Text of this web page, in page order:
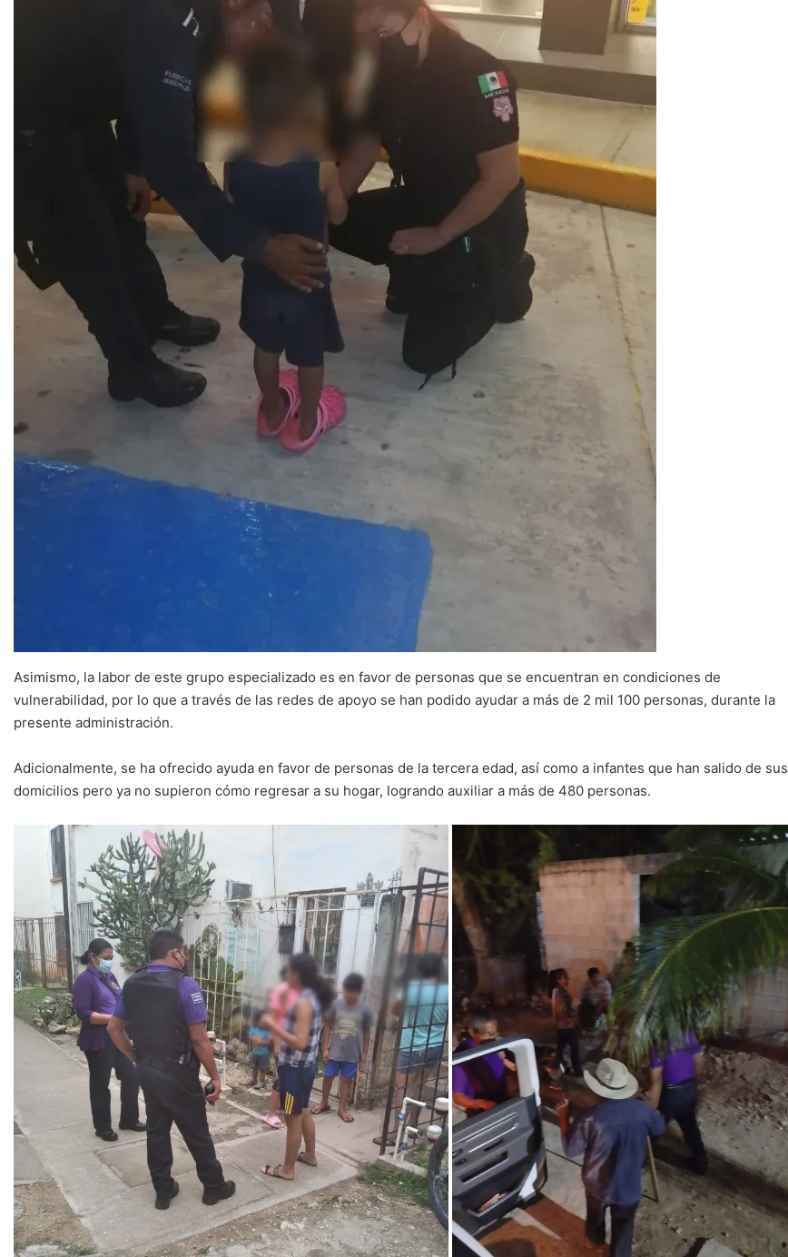
Asimismo, la labor de este grupo especializado es en favor de personas que se encuentran en condiciones de
vulnerabilidad, por lo que a través de las redes de apoyo se han podido ayudar a más de 2 mil 100 personas, durante la
presente administración.
Adicionalmente, se ha ofrecido ayuda en favor de personas de la tercera edad, así como a infantes que han salido de sus
domicilios pero ya no supieron cómo regresar a su hogar, logrando auxiliar a más de 480 personas.